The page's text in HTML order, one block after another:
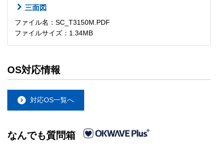
三面図
ファイル名：SC_T3150M.PDF
ファイルサイズ：1.34MB
OS対応情報
対応OS一覧へ
なんでも質問箱